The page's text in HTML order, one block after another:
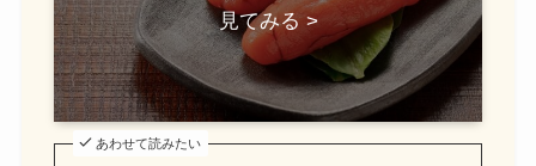
見てみる >
あわせて読みたい